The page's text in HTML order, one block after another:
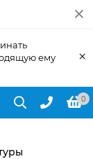
ему
×
0